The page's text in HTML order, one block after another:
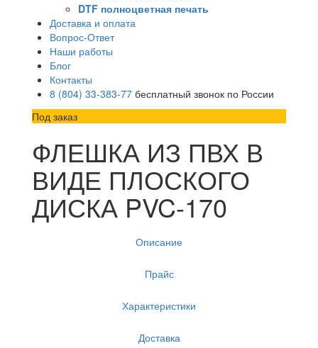
DTF полноцветная печать
Доставка и оплата
Вопрос-Ответ
Наши работы
Блог
Контакты
8 (804) 33-383-77 бесплатный звонок по России
Под заказ
ФЛЕШКА ИЗ ПВХ В
ВИДЕ ПЛОСКОГО
ДИСКА PVC-170
Описание
Прайс
Характеристики
Доставка